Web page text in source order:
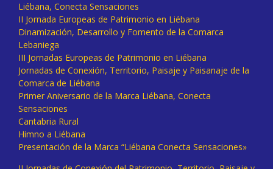
Liébana, Conecta Sensaciones
II Jornada Europeas de Patrimonio en Liébana
Dinamización, Desarrollo y Fomento de la Comarca
Lebaniega
III Jornadas Europeas de Patrimonio en Liébana
Jornadas de Conexión, Territorio, Paisaje y Paisanaje de la
Comarca de Liébana
Primer Aniversario de la Marca Liébana, Conecta
Sensaciones
Cantabria Rural
Himno a Liébana
Presentación de la Marca “Liébana Conecta Sensaciones»